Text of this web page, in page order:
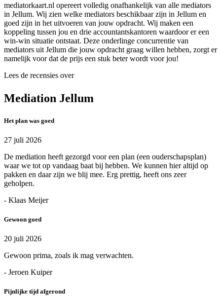
mediatorkaart.nl opereert volledig onafhankelijk van alle mediators
in Jellum. Wij zien welke mediators beschikbaar zijn in Jellum en
goed zijn in het uitvoeren van jouw opdracht. Wij maken een
koppeling tussen jou en drie accountantskantoren waardoor er een
win-win situatie ontstaat. Deze onderlinge concurrentie van
mediators uit Jellum die jouw opdracht graag willen hebben, zorgt er
namelijk voor dat de prijs een stuk beter wordt voor jou!
Lees de recensies over
Mediation Jellum
Het plan was goed
27 juli 2026
De mediation heeft gezorgd voor een plan (een ouderschapsplan)
waar we tot op vandaag baat bij hebben. We kunnen hier altijd op
pakken en daar zijn we blij mee. Erg prettig, heeft ons zeer
geholpen.
- Klaas Meijer
Gewoon goed
20 juli 2026
Gewoon prima, zoals ik mag verwachten.
- Jeroen Kuiper
Pijnlijke tijd afgerond